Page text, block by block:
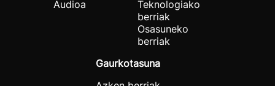
Audioa
Teknologiako
berriak
Osasuneko
berriak
Gaurkotasuna